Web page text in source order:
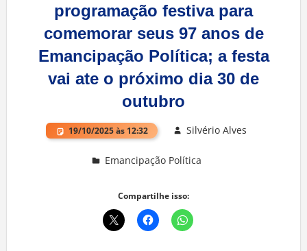
programação festiva para
comemorar seus 97 anos de
Emancipação Política; a festa
vai ate o próximo dia 30 de
outubro
19/10/2025 às 12:32 Silvério Alves
Emancipação Política
Compartilhe isso: